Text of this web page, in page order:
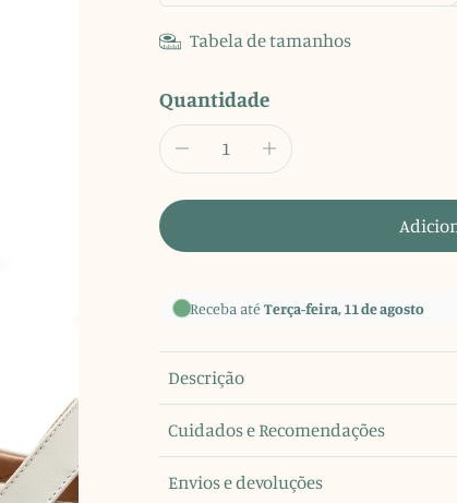
Tabela de tamanhos
Quantidade
Receba atéTerça-feira, 11 de agosto
Descrição
Cuidados e Recomendações
Envios e devoluções